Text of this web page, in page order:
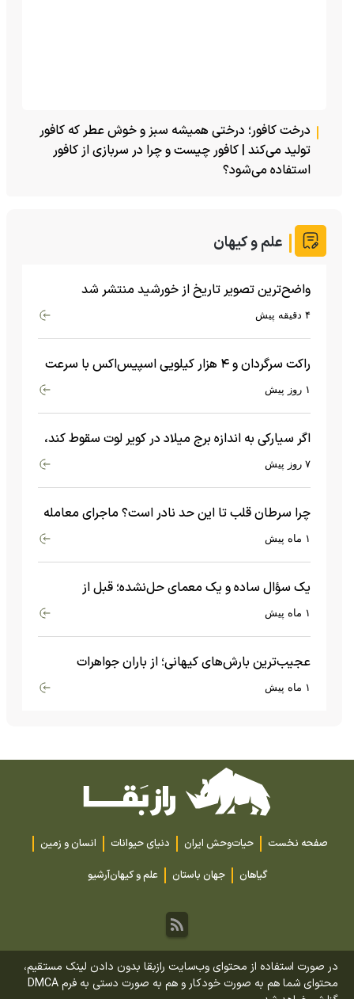
درخت کافور؛ درختی همیشه سبز و خوش عطر که کافور
تولید می‌کند | کافور چیست و چرا در سربازی از کافور
استفاده می‌شود؟
علم و کیهان
واضح‌ترین تصویر تاریخ از خورشید منتشر شد
۴ دقیقه پیش
راکت سرگردان و ۴ هزار کیلویی اسپیس‌اکس با سرعت
هشت هزار و ۶۹۰ کیلومتر در ساعت به ماه برخورد کرد۱ روز پیش
اگر سیارکی به اندازه برج میلاد در کویر لوت سقوط کند،
چه اتفاقی می‌افتد؟
۷ روز پیش
چرا سرطان قلب تا این حد نادر است؟ ماجرای معامله
عجیبی که در بدن اتفاق می‌افتد!۱ ماه پیش
یک سؤال ساده و یک معمای حل‌نشده؛ قبل از
بیگ‌بنگ و آغاز جهان چه چیزی وجود داشت؟۱ ماه پیش
عجیب‌ترین بارش‌های کیهانی؛ از باران جواهرات
گران‌قیمت تا بارش آهن و شیشه۱ ماه پیش
صفحه نخست حیات‌وحش ایران دنیای حیوانات
انسان و زمین
گیاهان
جهان باستان علم و کیهانآرشیو
در صورت استفاده از محتوای وب‌سایت رازبقا بدون دادن لینک مستقیم،
محتوای شما هم به صورت خودکار و هم به صورت دستی به فرم DMCA